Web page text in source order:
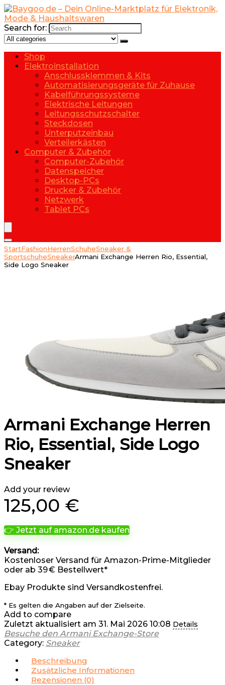
Search for:
Shop
Elektroinstallation
Anschlussklemmen & Kits
Automatisierungsgeräte für Zuhause
Kabelführungssysteme
Elektrische Leitungen
Leitungsschutzschalter
Steckdosen
Unterputzeinbau
Verteilerkästen
Computer & Zubehör
Computer-Zubehör
Datenspeicher
Desktop-PCs
Drucker & Zubehör
Netzwerk
Tablet PCs
StartFashionHerrenSchuheSneaker &
SportschuheSneakerArmani Exchange Herren Rio, Essential,
Side Logo Sneaker
Armani Exchange Herren
Rio, Essential, Side Logo
Sneaker
Add your review
125,00 €
👉 Jetzt auf amazon.de kaufen
Versand:
Kostenloser Versand für Amazon-Prime-Mitglieder
oder ab 39 € Bestellwert*
Ebay Produkte sind Versandkostenfrei.
* Es gelten die Angaben auf der Zielseite.
Add to compare
Zuletzt aktualisiert am 31. Mai 2026 10:08 Details
Besuche den Armani Exchange-Store
Category: Sneaker
Beschreibung
Zusätzliche Informationen
Rezensionen (0)